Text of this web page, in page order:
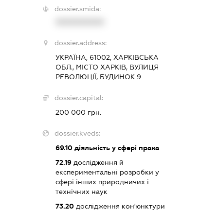
dossier.smida:
dossier.address:
УКРАЇНА, 61002, ХАРКІВСЬКА
ОБЛ., МІСТО ХАРКІВ, ВУЛИЦЯ
РЕВОЛЮЦІЇ, БУДИНОК 9
dossier.capital:
200 000 грн.
dossier.kveds:
69.10діяльність у сфері права
72.19дослідження й
експериментальні розробки у
сфері інших природничих і
технічних наук
73.20дослідження кон'юнктури